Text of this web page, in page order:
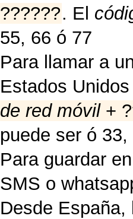
??????. El
55, 66 ó 77
Para llamar a
Estados
de red móvil+
puede ser ó
Para guardar
SMS o
Desde